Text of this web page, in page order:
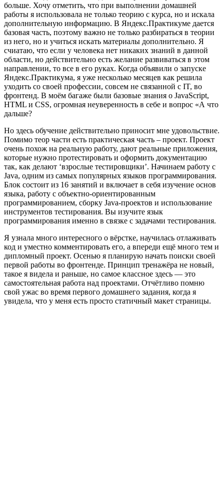
больше. Хочу отметить, что при выполнении домашней
работы я использовала не только теорию с курса, но и искала
дополнительную информацию. В Яндекс.Практикуме дается
базовая часть, поэтому важно не только разбираться в теории
из него, но и учиться искать материалы дополнительно. Я
счиатаю, что если у человека нет никаких знаний в данной
области, но действительно есть желание развиваться в этом
направлении, то все в его руках. Когда объявили о запуске
Яндекс.Практикума, я уже несколько месяцев как решила
уходить со своей профессии, совсем не связанной с IT, во
фронтенд. В моём багаже были базовые знания о JavaScript,
HTML и CSS, огромная неуверенность в себе и вопрос «А что
дальше?
Но здесь обучение действительно приносит мне удовольствие.
Помимо теор части есть практическая часть – проект. Проект
очень похож на реальную работу, дают реальные приложения,
которые нужно протестировать и оформить документацию
так, как делают ‘взрослые тестировщики’. Начинаем работу с
Java, одним из самых популярных языков программирования.
Блок состоит из 16 занятий и включает в себя изучение основ
языка, работу с объектно-ориентированным
программированием, сборку Java-проектов и использование
инструментов тестирования. Вы изучите язык
программирования именно в связке с задачами тестирования.
Я узнала много интересного о вёрстке, научилась отлаживать
код и уместно комментировать его, а впереди ещё много тем и
дипломный проект. Осенью я планирую начать поиски своей
первой работы во фронтенде. Принцип тренажёра не новый,
такое я видела и раньше, но самое классное здесь — это
самостоятельная работа над проектами. Отчётливо помню
свой ужас во время первого домашнего задания, когда я
увидела, что у меня есть просто статичный макет страницы.